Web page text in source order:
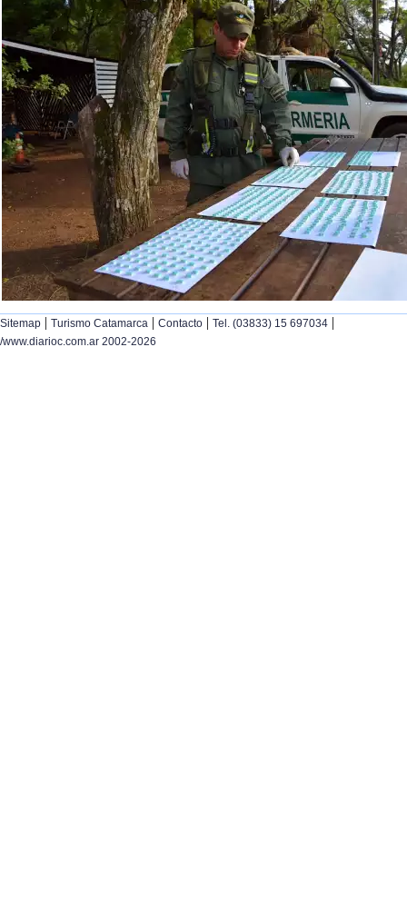
Sitemap | Turismo Catamarca | Contacto | Tel. (03833) 15 697034 |
/www.diarioc.com.ar 2002-2026